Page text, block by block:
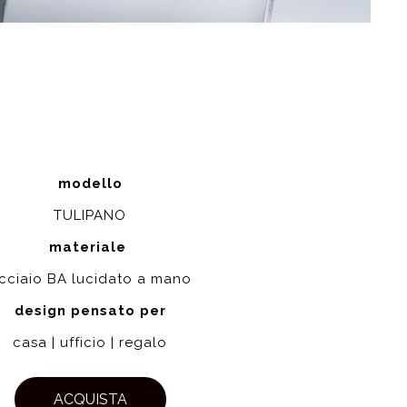
modello
TULIPANO
materiale
BA lucidato a mano
design pensato per
casa | ufficio | regalo
ACQUISTA